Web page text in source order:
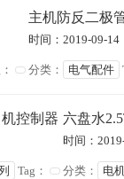
主机防反二极
时间：2019-09-14
分类： 电气配件
控制器
Tag：
六盘水
时间：
分类： 电